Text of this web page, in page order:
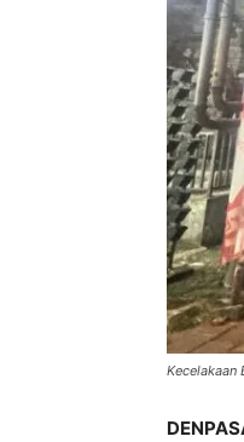
Kecelakaan